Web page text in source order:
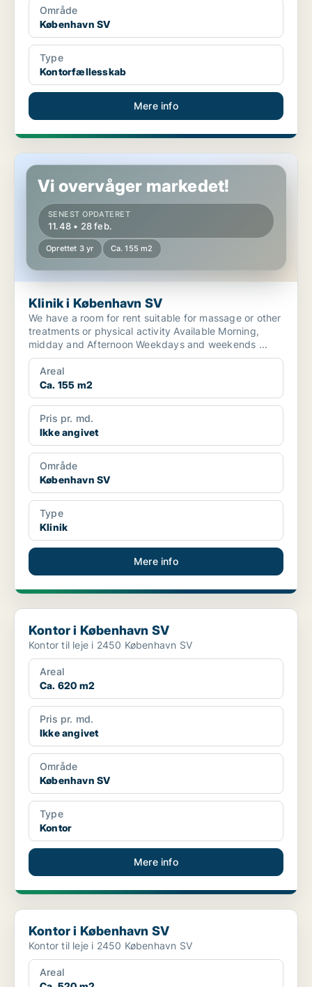
Område
København SV
Type
Kontorfællesskab
Mere info
Klinik i København SV
Vi overvåger markedet!
SENEST OPDATERET
11.48 • 28 feb.
Oprettet 3 yr Ca. 155 m2
Klinik i København SV
We have a room for rent suitable for massage or other
treatments or physical activity Available Morning,
midday and Afternoon Weekdays and weekends ...
Areal
Ca. 155 m2
Pris pr. md.
Ikke angivet
Område
København SV
Type
Klinik
Mere info
Kontor i København SV
Kontor i København SV
Kontor til leje i 2450 København SV
Areal
Ca. 620 m2
Pris pr. md.
Ikke angivet
Område
København SV
Type
Kontor
Mere info
Kontor i København SV
Kontor i København SV
Kontor til leje i 2450 København SV
Areal